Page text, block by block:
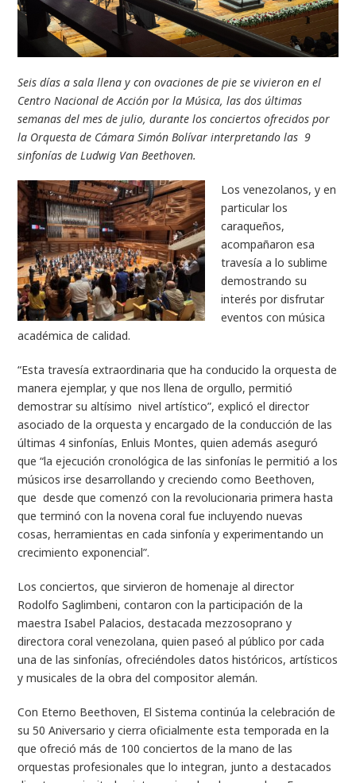
Seis días a sala llena y con ovaciones de pie se vivieron en el
Centro Nacional de Acción por la Música, las dos últimas
semanas del mes de julio, durante los conciertos ofrecidos por
la Orquesta de Cámara Simón Bolívar interpretando las 9
sinfonías de Ludwig Van Beethoven.
Los venezolanos, y en
particular los
caraqueños,
acompañaron esa
travesía a lo sublime
demostrando su
interés por disfrutar
eventos con música
académica de calidad.
“Esta travesía extraordinaria que ha conducido la orquesta de
manera ejemplar, y que nos llena de orgullo, permitió
demostrar su altísimo nivel artístico”, explicó el director
asociado de la orquesta y encargado de la conducción de las
últimas 4 sinfonías, Enluis Montes, quien además aseguró
que “la ejecución cronológica de las sinfonías le permitió a los
músicos irse desarrollando y creciendo como Beethoven,
que desde que comenzó con la revolucionaria primera hasta
que terminó con la novena coral fue incluyendo nuevas
cosas, herramientas en cada sinfonía y experimentando un
crecimiento exponencial”.
Los conciertos, que sirvieron de homenaje al director
Rodolfo Saglimbeni, contaron con la participación de la
maestra Isabel Palacios, destacada mezzosoprano y
directora coral venezolana, quien paseó al público por cada
una de las sinfonías, ofreciéndoles datos históricos, artísticos
y musicales de la obra del compositor alemán.
Con Eterno Beethoven, El Sistema continúa la celebración de
su 50 Aniversario y cierra oficialmente esta temporada en la
que ofreció más de 100 conciertos de la mano de las
orquestas profesionales que lo integran, junto a destacados